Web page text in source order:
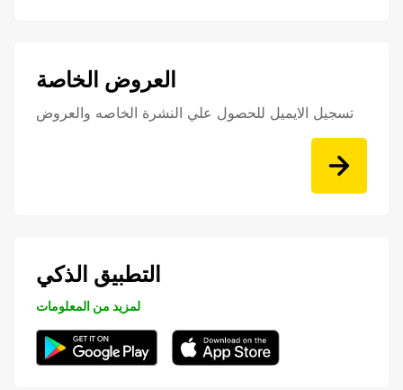
العروض الخاصة
تسجيل الايميل للحصول علي النشرة الخاصه والعروض
التطبيق الذكي
لمزيد من المعلومات